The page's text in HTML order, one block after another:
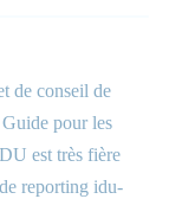
de conseil de
pour les
est très fière
reporting idu-